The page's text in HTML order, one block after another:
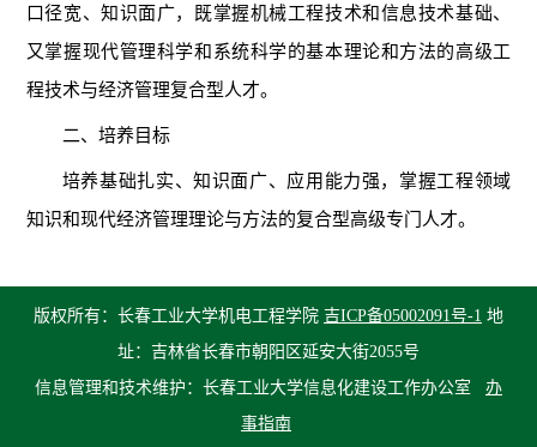
口径宽、知识面广，既掌握机械工程技术和信息技术基础、
又掌握现代管理科学和系统科学的基本理论和方法的高级工
程技术与经济管理复合型人才。
二、培养目标
培养基础扎实、知识面广、应用能力强，掌握工程领域
知识和现代经济管理理论与方法的复合型高级专门人才。
版权所有：长春工业大学机电工程学院 吉ICP备05002091号-1 地
址：吉林省长春市朝阳区延安大街2055号
信息管理和技术维护：长春工业大学信息化建设工作办公室 办
事指南